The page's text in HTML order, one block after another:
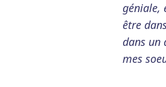
géniale,
être
dans un
mes